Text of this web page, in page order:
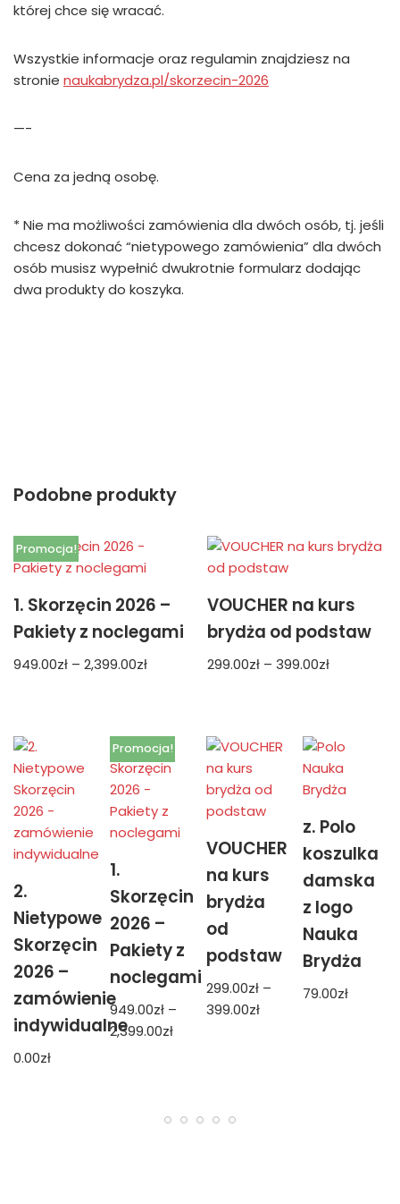
której chce się wracać.
Wszystkie informacje oraz regulamin znajdziesz na
stronie naukabrydza.pl/skorzecin-2026
—-
Cena za jedną osobę.
* Nie ma możliwości zamówienia dla dwóch osób, tj. jeśli
chcesz dokonać “nietypowego zamówienia” dla dwóch
osób musisz wypełnić dwukrotnie formularz dodając
dwa produkty do koszyka.
Podobne produkty
Promocja!
1. Skorzęcin 2026 –
Pakiety z noclegami
949.00zł – 2,399.00zł
VOUCHER na kurs
brydża od podstaw
299.00zł – 399.00zł
2.
Nietypowe
Skorzęcin
2026 –
zamówienie
indywidualne
0.00zł
Promocja!
1.
Skorzęcin
2026 –
Pakiety z
noclegami
949.00zł –
2,399.00zł
VOUCHER
na kurs
brydża
od
podstaw
299.00zł –
399.00zł
z. Polo
koszulka
damska
z logo
Nauka
Brydża
79.00zł